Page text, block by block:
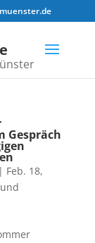
Gespräch
| Feb. 18,